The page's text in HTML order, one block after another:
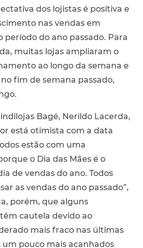
dos lojistas é positiva e
nas vendas em
período do ano passado. Para
muitas lojas ampliaram o
ao longo da semana e
fim de semana passado,
Bagé, Nerildo Lacerda,
está otimista com a data
estão com uma
o Dia das Mães é o
de vendas do ano. Todos
as vendas do ano passado”,
porém, que alguns
cautela devido ao
mais fraco nas últimas
um pouco mais acanhados